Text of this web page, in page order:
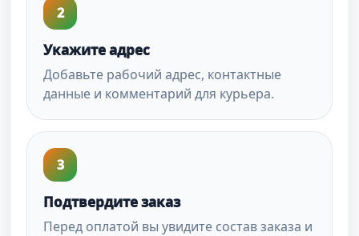
2
Укажите адрес
Добавьте рабочий адрес, контактные
данные и комментарий для курьера.
3
Подтвердите заказ
Перед оплатой вы увидите состав заказа и